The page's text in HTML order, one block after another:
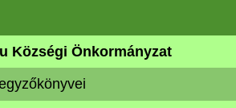
Községi Önkormányzat